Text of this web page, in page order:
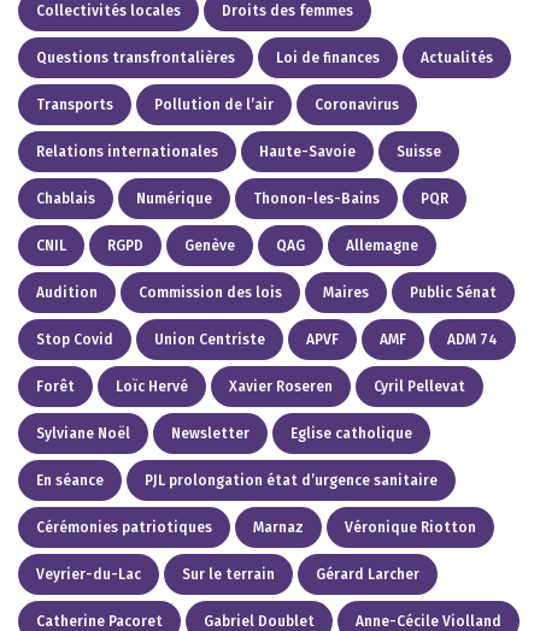
Collectivités locales Droits des femmes
Questions transfrontalières Loi de finances Actualités
Transports Pollution de l’air Coronavirus
Relations internationales Haute-Savoie Suisse
Chablais Numérique Thonon-les-Bains PQR
CNIL RGPD Genève QAG Allemagne
Audition Commission des lois Maires Public Sénat
Stop Covid Union Centriste APVF AMF ADM 74
Forêt Loïc Hervé Xavier Roseren Cyril Pellevat
Sylviane Noël Newsletter Eglise catholique
En séance PJL prolongation état d’urgence sanitaire
Cérémonies patriotiques Marnaz Véronique Riotton
Veyrier-du-Lac Sur le terrain Gérard Larcher
Catherine Pacoret Gabriel Doublet Anne-Cécile Violland